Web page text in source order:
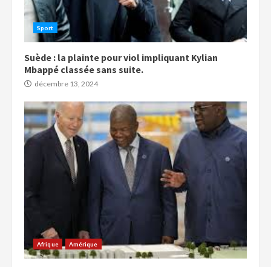
Sport
Suède : la plainte pour viol impliquant Kylian
Mbappé classée sans suite.
décembre 13, 2024
Afrique Amérique